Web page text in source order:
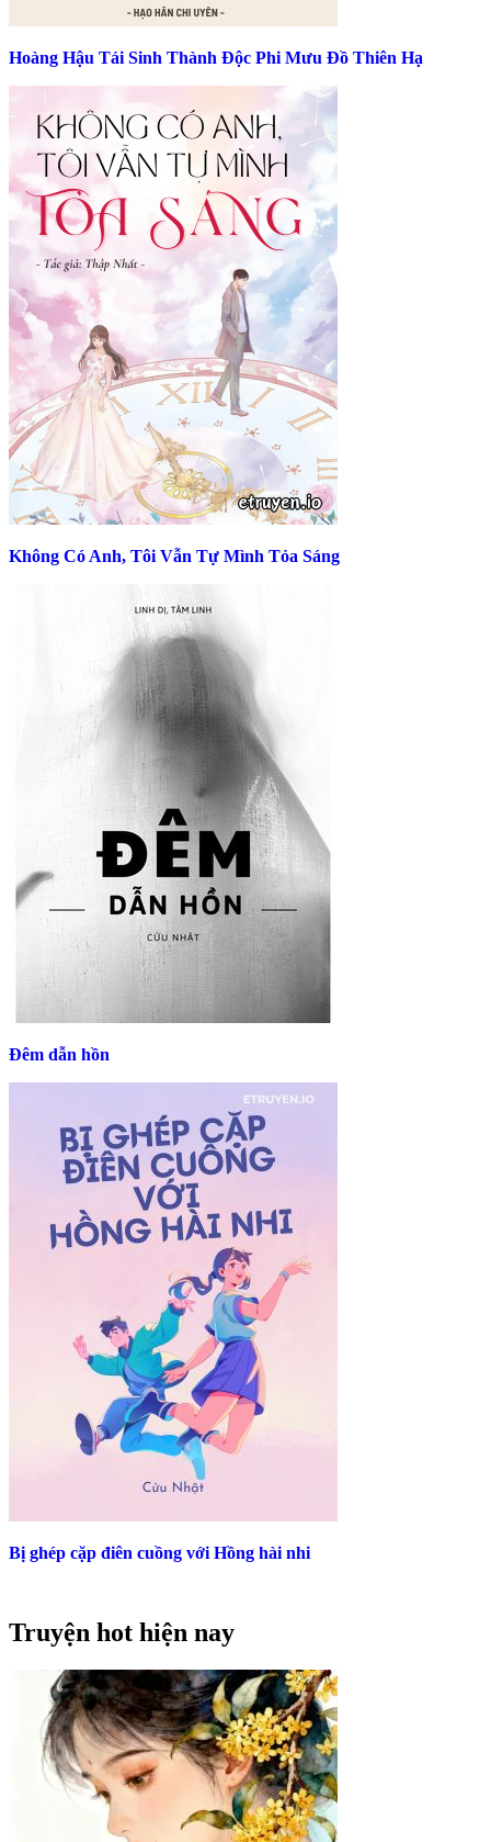
Hoàng Hậu Tái Sinh Thành Độc Phi Mưu Đồ Thiên Hạ
Không Có Anh, Tôi Vẫn Tự Mình Tỏa Sáng
Đêm dẫn hồn
Bị ghép cặp điên cuồng với Hồng hài nhi
Truyện hot hiện nay